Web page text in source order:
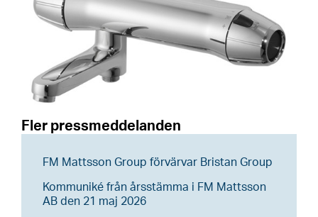
Fler pressmeddelanden
FM Mattsson Group förvärvar Bristan Group
Kommuniké från årsstämma i FM Mattsson
AB den 21 maj 2026